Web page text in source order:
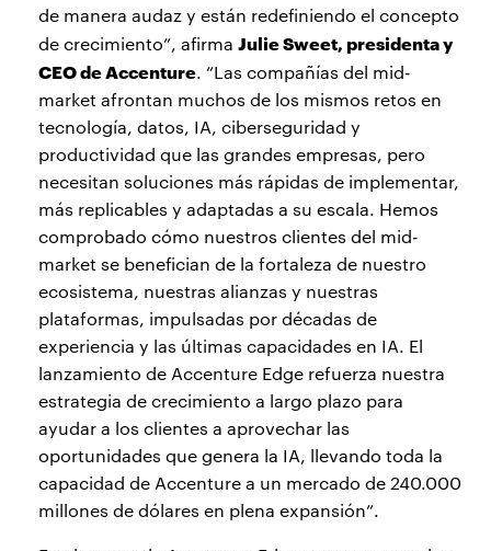
de manera audaz y están redefiniendo el concepto
de crecimiento”, afirma Julie Sweet, presidenta y
CEO de Accenture. “Las compañías del mid-
market afrontan muchos de los mismos retos en
tecnología, datos, IA, ciberseguridad y
productividad que las grandes empresas, pero
necesitan soluciones más rápidas de implementar,
más replicables y adaptadas a su escala. Hemos
comprobado cómo nuestros clientes del mid-
market se benefician de la fortaleza de nuestro
ecosistema, nuestras alianzas y nuestras
plataformas, impulsadas por décadas de
experiencia y las últimas capacidades en IA. El
lanzamiento de Accenture Edge refuerza nuestra
estrategia de crecimiento a largo plazo para
ayudar a los clientes a aprovechar las
oportunidades que genera la IA, llevando toda la
capacidad de Accenture a un mercado de 240.000
millones de dólares en plena expansión”.